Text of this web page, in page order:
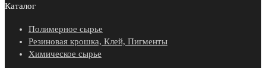
Каталог
Полимерное сырье
Резиновая крошка, Клей, Пигменты
Химическое сырье